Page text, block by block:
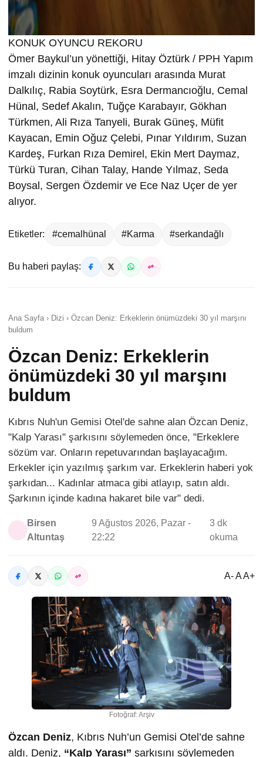
KONUK OYUNCU REKORU
Ömer Baykul’un yönettiği, Hitay Öztürk / PPH Yapım
imzalı dizinin konuk oyuncuları arasında Murat
Dalkılıç, Rabia Soytürk, Esra Dermancıoğlu, Cemal
Hünal, Sedef Akalın, Tuğçe Karabayır, Gökhan
Türkmen, Ali Rıza Tanyeli, Burak Güneş, Müfit
Kayacan, Emin Oğuz Çelebi, Pınar Yıldırım, Suzan
Kardeş, Furkan Rıza Demirel, Ekin Mert Daymaz,
Türkü Turan, Cihan Talay, Hande Yılmaz, Seda
Boysal, Sergen Özdemir ve Ece Naz Uçer de yer
alıyor.
Etiketler: #cemalhünal #Karma #serkandağlı
Bu haberi paylaş:
Ana Sayfa › Dizi › Özcan Deniz: Erkeklerin önümüzdeki 30 yıl marşını
buldum
Özcan Deniz: Erkeklerin
önümüzdeki 30 yıl marşını
buldum
Kıbrıs Nuh'un Gemisi Otel'de sahne alan Özcan Deniz,
"Kalp Yarası" şarkısını söylemeden önce, "Erkeklere
sözüm var. Onların repetuvarından başlayacağım.
Erkekler için yazılmış şarkım var. Erkeklerin haberi yok
şarkıdan... Kadınlar atmaca gibi atlayıp, satın aldı.
Şarkının içinde kadına hakaret bile var" dedi.
Birsen
Altuntaş
9 Ağustos 2026, Pazar -
22:22
3 dk
okuma
A- A A+
Fotoğraf: Arşiv
Özcan Deniz, Kıbrıs Nuh’un Gemisi Otel’de sahne
aldı. Deniz, “Kalp Yarası” şarkısını söylemeden